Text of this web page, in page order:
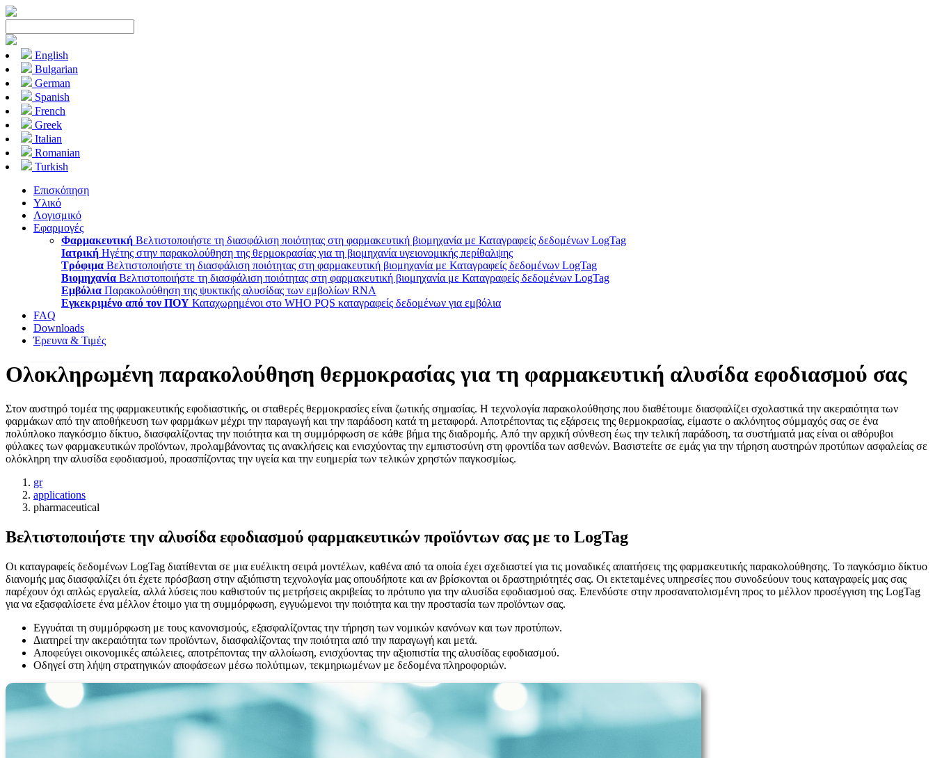
English
Bulgarian
German
Spanish
French
Greek
Italian
Romanian
Turkish
Επισκόπηση
Υλικό
Λογισμικό
Εφαρμογές
Φαρμακευτική Βελτιστοποιήστε τη διασφάλιση ποιότητας στη φαρμακευτική βιομηχανία με Καταγραφείς δεδομένων LogTag
Ιατρική Ηγέτης στην παρακολούθηση της θερμοκρασίας για τη βιομηχανία υγειονομικής περίθαλψης
Τρόφιμα Βελτιστοποιήστε τη διασφάλιση ποιότητας στη φαρμακευτική βιομηχανία με Καταγραφείς δεδομένων LogTag
Βιομηχανία Βελτιστοποιήστε τη διασφάλιση ποιότητας στη φαρμακευτική βιομηχανία με Καταγραφείς δεδομένων LogTag
Εμβόλια Παρακολούθηση της ψυκτικής αλυσίδας των εμβολίων RNA
Εγκεκριμένο από τον ΠΟΥ Καταχωρημένοι στο WHO PQS καταγραφείς δεδομένων για εμβόλια
FAQ
Downloads
Έρευνα & Τιμές
Ολοκληρωμένη παρακολούθηση θερμοκρασίας για τη φαρμακευτική αλυσίδα εφοδιασμού σας
Στον αυστηρό τομέα της φαρμακευτικής εφοδιαστικής, οι σταθερές θερμοκρασίες είναι ζωτικής σημασίας. Η τεχνολογία παρακολούθησης που διαθέτουμε διασφαλίζει σχολαστικά την ακεραιότητα των
φαρμάκων από την αποθήκευση των φαρμάκων μέχρι την παραγωγή και την παράδοση κατά τη μεταφορά. Αποτρέποντας τις εξάρσεις της θερμοκρασίας, είμαστε ο ακλόνητος σύμμαχός σας σε ένα
πολύπλοκο παγκόσμιο δίκτυο, διασφαλίζοντας την ποιότητα και τη συμμόρφωση σε κάθε βήμα της διαδρομής. Από την αρχική σύνθεση έως την τελική παράδοση, τα συστήματά μας είναι οι αθόρυβοι
φύλακες των φαρμακευτικών προϊόντων, προλαμβάνοντας τις ανακλήσεις και ενισχύοντας την εμπιστοσύνη στη φροντίδα των ασθενών. Βασιστείτε σε εμάς για την τήρηση αυστηρών προτύπων ασφαλείας σε
ολόκληρη την αλυσίδα εφοδιασμού, προασπίζοντας την υγεία και την ευημερία των τελικών χρηστών παγκοσμίως.
gr
applications
pharmaceutical
Βελτιστοποιήστε την αλυσίδα εφοδιασμού φαρμακευτικών προϊόντων σας με το LogTag
Οι καταγραφείς δεδομένων LogTag διατίθενται σε μια ευέλικτη σειρά μοντέλων, καθένα από τα οποία έχει σχεδιαστεί για τις μοναδικές απαιτήσεις της φαρμακευτικής παρακολούθησης. Το παγκόσμιο δίκτυο
διανομής μας διασφαλίζει ότι έχετε πρόσβαση στην αξιόπιστη τεχνολογία μας οπουδήποτε και αν βρίσκονται οι δραστηριότητές σας. Οι εκτεταμένες υπηρεσίες που συνοδεύουν τους καταγραφείς μας σας
παρέχουν όχι απλώς εργαλεία, αλλά λύσεις που καθιστούν τις μετρήσεις ακριβείας το πρότυπο για την αλυσίδα εφοδιασμού σας. Επενδύστε στην προσανατολισμένη προς το μέλλον προσέγγιση της LogTag
για να εξασφαλίσετε ένα μέλλον έτοιμο για τη συμμόρφωση, εγγυώμενοι την ποιότητα και την προστασία των προϊόντων σας.
Εγγυάται τη συμμόρφωση με τους κανονισμούς, εξασφαλίζοντας την τήρηση των νομικών κανόνων και των προτύπων.
Διατηρεί την ακεραιότητα των προϊόντων, διασφαλίζοντας την ποιότητα από την παραγωγή και μετά.
Αποφεύγει οικονομικές απώλειες, αποτρέποντας την αλλοίωση, ενισχύοντας την αξιοπιστία της αλυσίδας εφοδιασμού.
Οδηγεί στη λήψη στρατηγικών αποφάσεων μέσω πολύτιμων, τεκμηριωμένων με δεδομένα πληροφοριών.